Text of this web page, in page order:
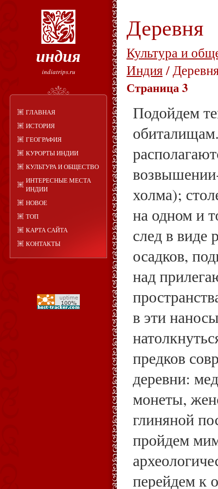
индия
indiatrips.ru
ГЛАВНАЯ
ИСТОРИЯ
ГЕОГРАФИЯ
КУРОРТЫ ИНДИИ
КУЛЬТУРА И ОБЩЕСТВО
ИНТЕРЕСНЫЕ МЕСТА
ИНДИИ
НОВОЕ
ТОП
КАРТА САЙТА
КОНТАКТЫ
Деревня
Культура и
Индия/
Страница 3
Подойдем
холма);
на одном и
след в виде
осадков,
над
в эти
предков
деревни:
монеты,
глиняной
пройдем
перейдем к